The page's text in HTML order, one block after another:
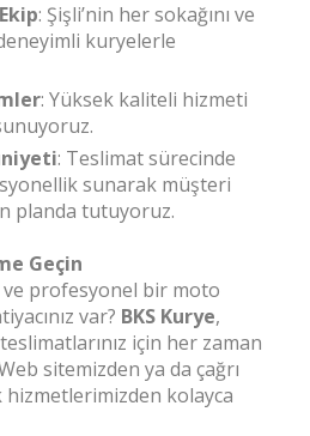
: Şişli’nin her sokağını ve
kuryelerle
: Yüksek kaliteli hizmeti
: Teslimat sürecinde
sunarak müşteri
planda tutuyoruz.
Geçin
ve profesyonel bir moto
var? BKS Kurye,
için her zaman
sitemizden ya da çağrı
kolayca